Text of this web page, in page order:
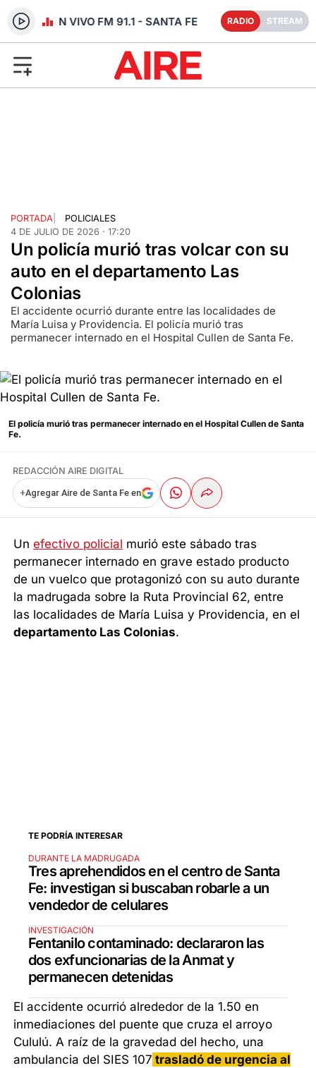
RADIO EN VIVO FM 91.1 - SANTA FE RADIO STREAM
PORTADA
POLICIALES
4 DE JULIO DE 2026 · 17:20
Un policía murió tras volcar con su
auto en el departamento Las
Colonias
El accidente ocurrió durante entre las localidades de
María Luisa y Providencia. El policía murió tras
permanecer internado en el Hospital Cullen de Santa Fe.
El policía murió tras permanecer internado en el Hospital Cullen de Santa
Fe.
REDACCIÓN AIRE DIGITAL
+Agregar Aire de Santa Fe en
Unefectivo policial murió este sábado tras
permanecer internado en grave estado producto
de un vuelco que protagonizó con su auto durante
la madrugada sobre la Ruta Provincial 62, entre
las localidades de María Luisa y Providencia, en el
departamento Las Colonias.
TE PODRÍA INTERESAR
DURANTE LA MADRUGADA
Tres aprehendidos en el centro de Santa
Fe: investigan si buscaban robarle a un
vendedor de celulares
INVESTIGACIÓN
Fentanilo contaminado: declararon las
dos exfuncionarias de la Anmat y
permanecen detenidas
El accidente ocurrió alrededor de la 1.50 en
inmediaciones del puente que cruza el arroyo
Cululú. A raíz de la gravedad del hecho, una
ambulancia del SIES 107 trasladó de urgencia al